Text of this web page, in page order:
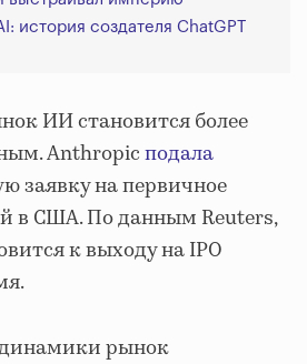
история создателя ChatGPT
ИИ становится более
Anthropicподала
заявку на первичное
в США. По данным Reuters,
к выходу на IPO
рынок